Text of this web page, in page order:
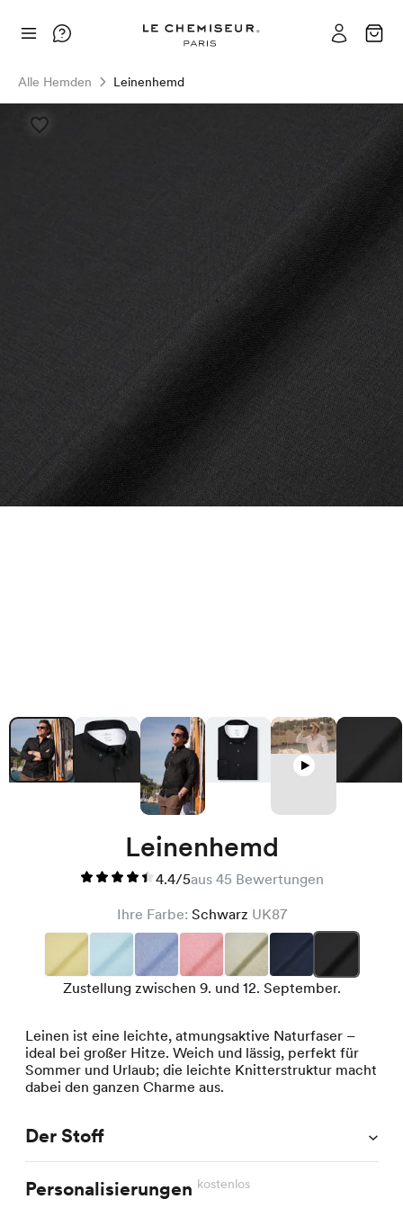
Alle Hemden Leinenhemd
Leinenhemd
4.4/5aus 45 Bewertungen
Ihre Farbe: Schwarz UK87
Zustellung zwischen 9. und 12. September.
Leinen ist eine leichte, atmungsaktive Naturfaser –
ideal bei großer Hitze. Weich und lässig, perfekt für
Sommer und Urlaub; die leichte Knitterstruktur macht
dabei den ganzen Charme aus.
Der Stoff
Personalisierungen kostenlos